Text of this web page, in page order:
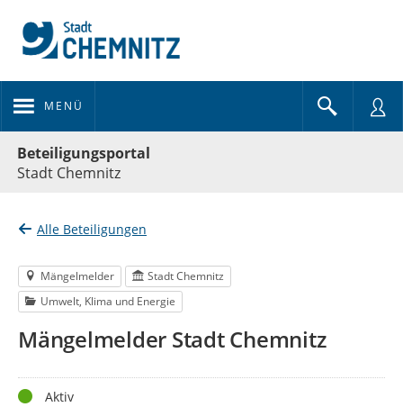
MENÜ
Beteiligungsportal
Stadt Chemnitz
Alle Beteiligungen
Mängelmelder
Stadt Chemnitz
Umwelt, Klima und Energie
Mängelmelder Stadt Chemnitz
StatusAktiv